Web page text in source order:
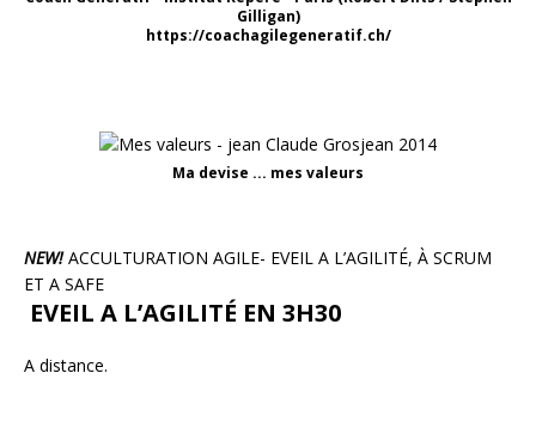
Gilligan)
https://coachagilegeneratif.ch/
Ma devise ... mes valeurs
NEW!ACCULTURATION AGILE- EVEIL A L’AGILITÉ, À SCRUM
ET A SAFE
EVEIL A L’AGILITÉ EN 3H30
A distance.